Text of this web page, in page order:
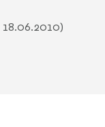
18.06.2010)